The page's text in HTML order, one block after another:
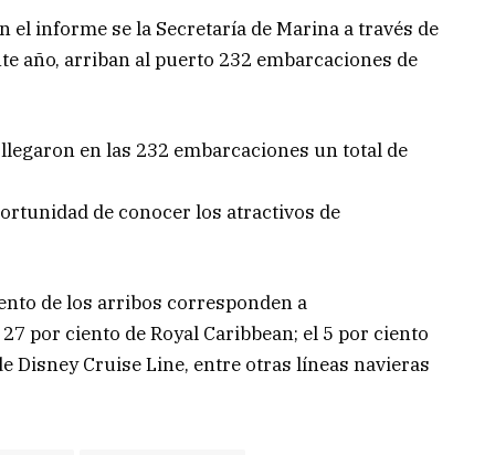
el informe se la Secretaría de Marina a través de
año, arriban al puerto 232 embarcaciones de
en las 232 embarcaciones un total de
de conocer los atractivos de
de los arribos corresponden a
por ciento de Royal Caribbean; el 5 por ciento
Disney Cruise Line, entre otras líneas navieras